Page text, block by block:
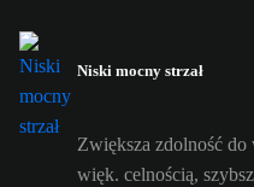
Niski mocny strzał
Zwiększa zdolność
więk. celnością,